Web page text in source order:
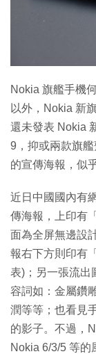
Nokia 旗艦手機
以外，Nokia 新
還未發表 Nokia
9，抑或兩款旗
的宣傳海報，似
近日中國國內有
傳海報，上印有
面為全屏無邊設
報右下方則印有
表)；另一張流出
容詞如：金屬鑽
潤等等；也看見
的影子。不過，
Nokia 6/3/5 等的